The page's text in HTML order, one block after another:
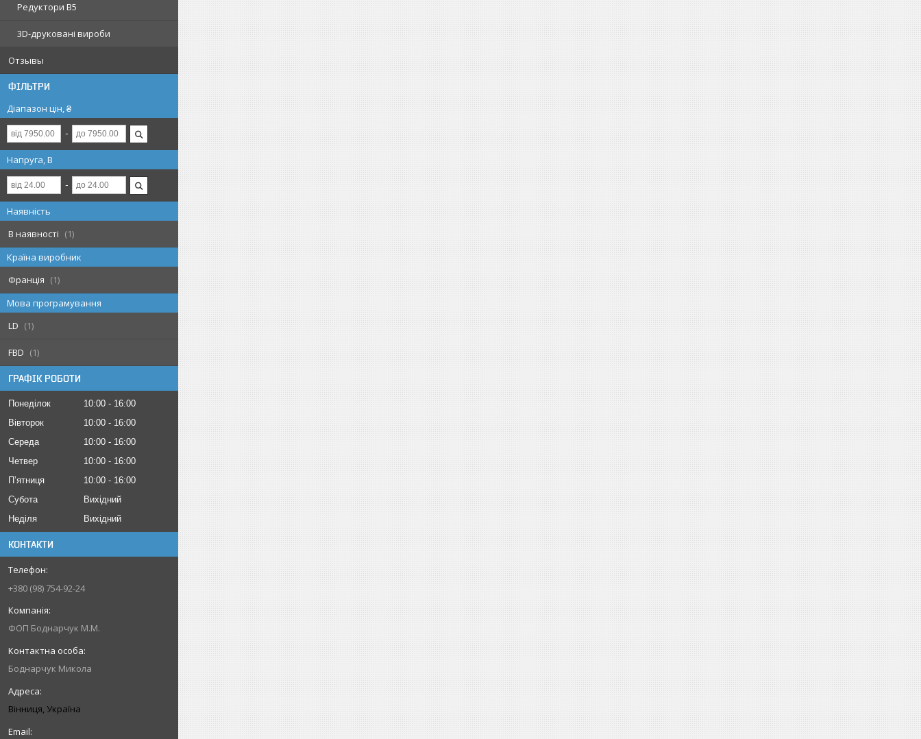
Редуктори B5
3D-друковані вироби
Отзывы
ФІЛЬТРИ
Діапазон цін, ₴
Напруга, В
Наявність
В наявності
1
Країна виробник
Франція
1
Мова програмування
LD
1
FBD 1
ГРАФІК РОБОТИ
Понеділок 10:00
16:00
Вівторок
10:00
16:00
Середа
10:00
16:00
Четвер
10:00
16:00
Пʼятниця
10:00
16:00
Субота
Вихідний
Неділя
Вихідний
КОНТАКТИ
+380 (98) 754-92-24
ФОП Боднарчук М.М.
Боднарчук Микола
Вінниця, Україна